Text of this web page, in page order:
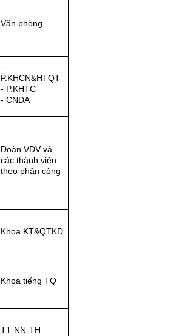
Văn phòng
-
P.KHCN&HTQT
- P.KHTC
- CNDA
Đoàn VĐV và
các thành viên
theo phân công
Khoa KT&QTKD
Khoa tiếng TQ
TT NN-TH